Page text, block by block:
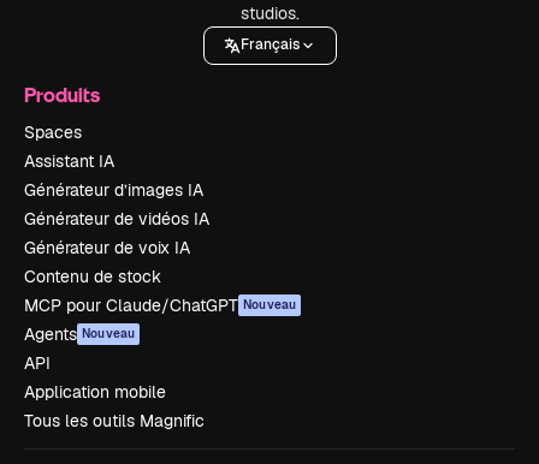
studios.
Français
Produits
Spaces
Assistant IA
Générateur d’images IA
Générateur de vidéos IA
Générateur de voix IA
Contenu de stock
MCP pour Claude/ChatGPT Nouveau
Agents Nouveau
API
Application mobile
Tous les outils Magnific